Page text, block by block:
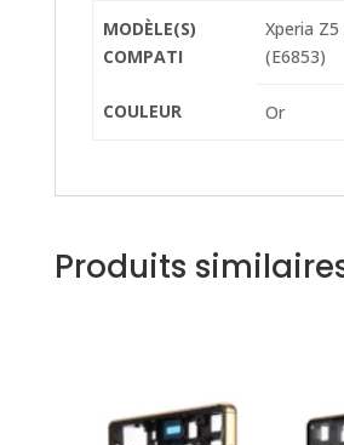
MODÈLE(S)
COMPATI
Xperia
(E6853)
COULEUR Or
Produits